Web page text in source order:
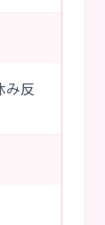
反